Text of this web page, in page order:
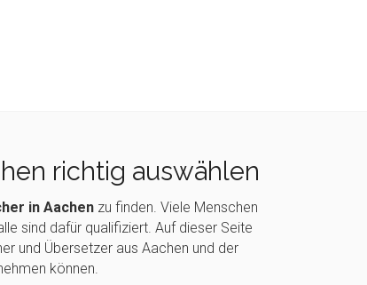
richtig auswählen
in Aachenzu finden. Viele Menschen
sind dafür qualifiziert. Auf dieser Seite
und Übersetzer aus Aachen und der
können.